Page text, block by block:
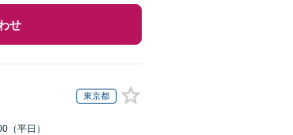
せ
東京都
（平日）